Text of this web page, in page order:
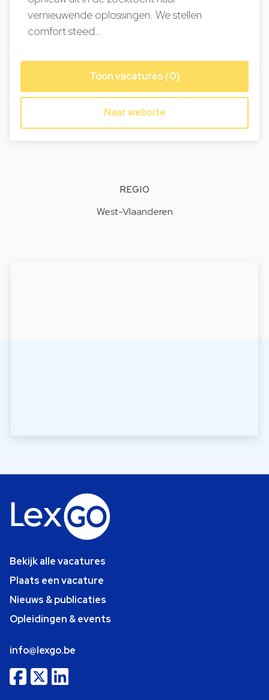
vernieuwende oplossingen. We stellen
comfort steed…
Toon vacatures (0)
Naar website
REGIO
West-Vlaanderen
Bekijk alle vacatures
Plaats een vacature
Nieuws & publicaties
Opleidingen & events
info@lexgo.be